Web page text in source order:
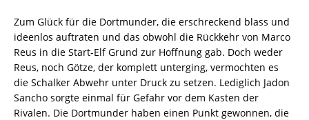
Zum Glück für die Dortmunder, die erschreckend blass und
ideenlos auftraten und das obwohl die Rückkehr von Marco
Reus in die Start-Elf Grund zur Hoffnung gab. Doch weder
Reus, noch Götze, der komplett unterging, vermochten es
die Schalker Abwehr unter Druck zu setzen. Lediglich Jadon
Sancho sorgte einmal für Gefahr vor dem Kasten der
Rivalen. Die Dortmunder haben einen Punkt gewonnen, die